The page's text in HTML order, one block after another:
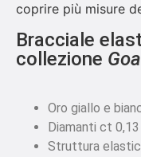
coprire più misure
Bracciale
collezione Goa
Oro giallo e
Diamanti ct 0,13
Struttura